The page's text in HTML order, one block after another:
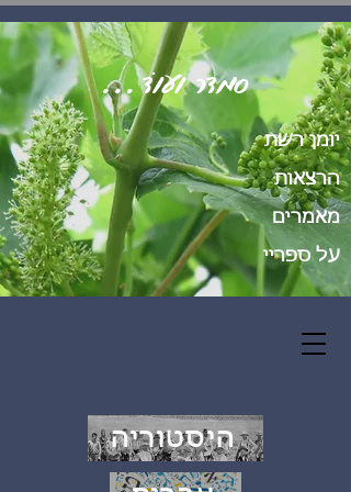
סְמָדַר וְעוֹד...
יומן רשת
הרצאות
מאמרים
על ספריי
היסטוריה